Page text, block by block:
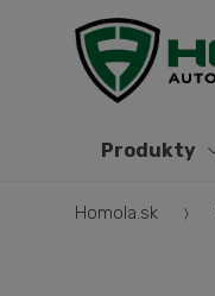
Produkty
Homola.sk